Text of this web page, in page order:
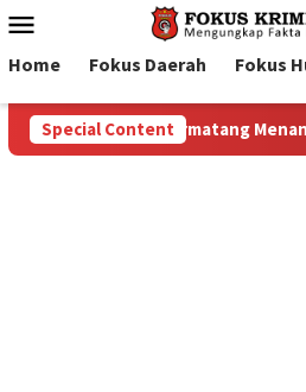
Menu
Home Fokus Daerah Fokus
Special Content
Antara Dugaan Konspirasi